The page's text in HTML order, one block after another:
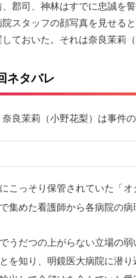
郡司、神林はすでに忠誠を
スタッフの顔写真を見せる
ておいた。それは奈良茉莉
ネタバレ
良茉莉（小野花梨）は事件の
こっそり保管されていた「オ
集めた看護師から各病院の
うだつの上がらない立場の
を知り、明鏡医大病院に潜り